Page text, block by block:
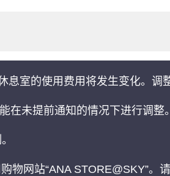
室的使用费用将发生变化。调
在未提前通知的情况下进行调整
物网站“ANA STORE@SKY”。